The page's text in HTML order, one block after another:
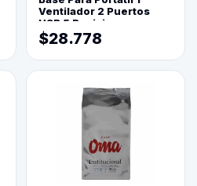
Ventilador 2 Puertos
USB 5 Posiciones
$28.778